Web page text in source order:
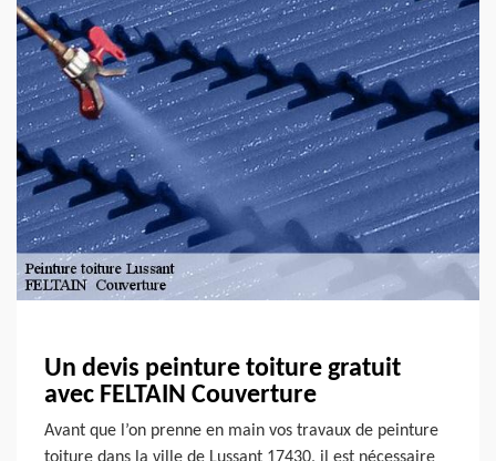
Un devis peinture toiture gratuit
avec FELTAIN Couverture
Avant que l’on prenne en main vos travaux de peinture